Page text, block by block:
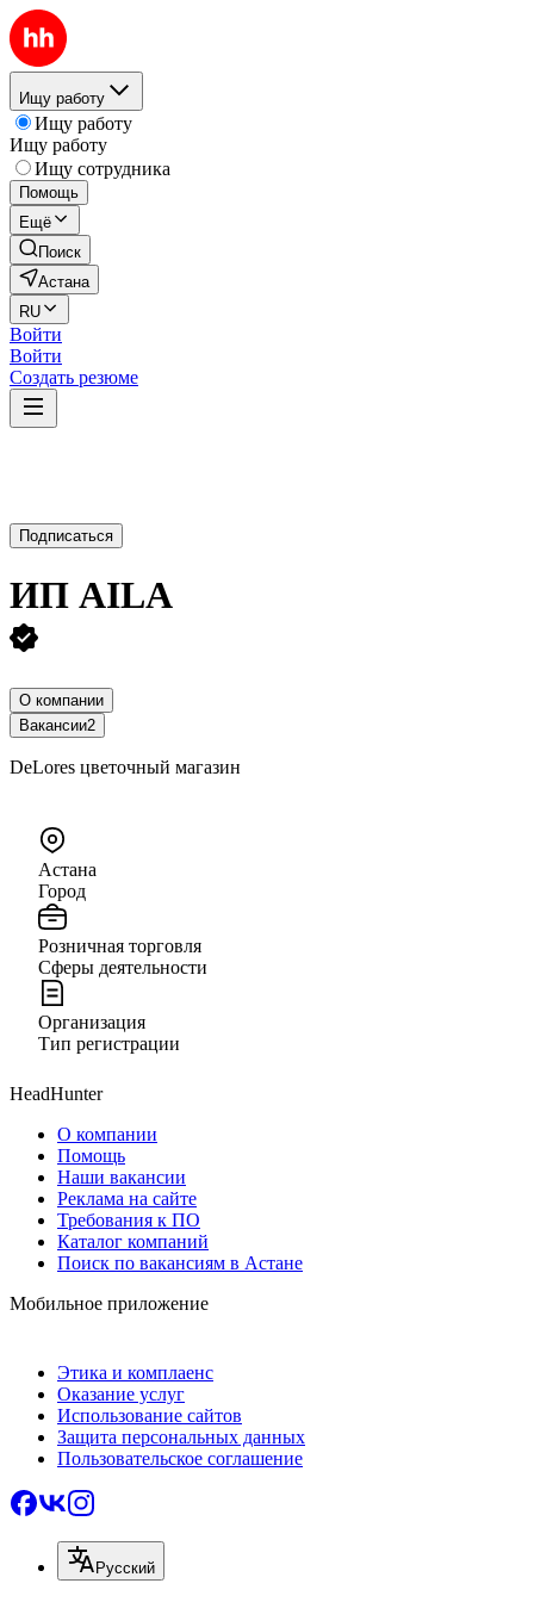
Ищу работу
Ищу работу
Ищу работу
Ищу сотрудника
Помощь
Ещё
Поиск
Астана
RU
Войти
Войти
Создать резюме
Подписаться
ИП AILA
О компании
Вакансии2
DeLores цветочный магазин
Астана
Город
Розничная торговля
Сферы деятельности
Организация
Тип регистрации
HeadHunter
О компании
Помощь
Наши вакансии
Реклама на сайте
Требования к ПО
Каталог компаний
Поиск по вакансиям в Астане
Мобильное приложение
Этика и комплаенс
Оказание услуг
Использование сайтов
Защита персональных данных
Пользовательское соглашение
Русский